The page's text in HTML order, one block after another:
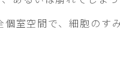
室空間で、細胞のす